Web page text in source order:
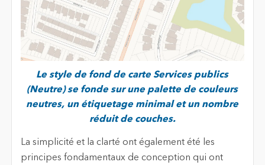
Le style de fond de carte Services publics
(Neutre) se fonde sur une palette de couleurs
neutres, un étiquetage minimal et un nombre
réduit de couches.
La simplicité et la clarté ont également été les
principes fondamentaux de conception qui ont